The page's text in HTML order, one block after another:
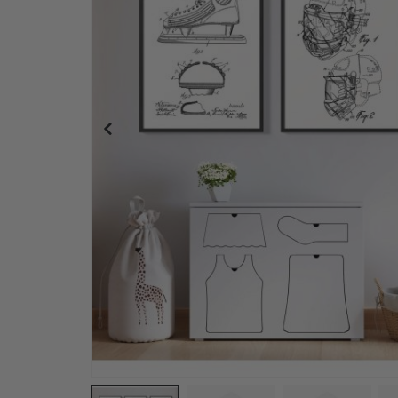
Personlig Poster - Ishockey Fotouppladdning -